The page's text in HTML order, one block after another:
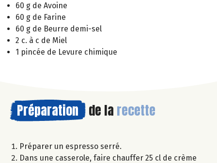
60 g de Avoine
60 g de Farine
60 g de Beurre demi-sel
2 c. à c de Miel
1 pincée de Levure chimique
Préparation de la recette
Préparer un espresso serré.
Dans une casserole, faire chauffer 25 cl de crème